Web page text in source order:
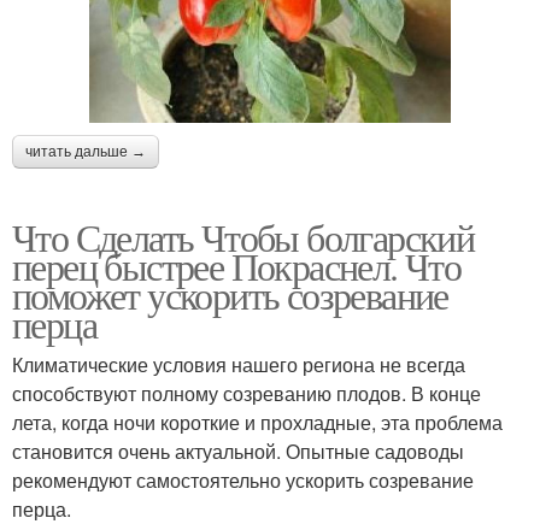
читать дальше →
Что Сделать Чтобы болгарский
перец быстрее Покраснел. Что
поможет ускорить созревание
перца
Климатические условия нашего региона не всегда
способствуют полному созреванию плодов. В конце
лета, когда ночи короткие и прохладные, эта проблема
становится очень актуальной. Опытные садоводы
рекомендуют самостоятельно ускорить созревание
перца.